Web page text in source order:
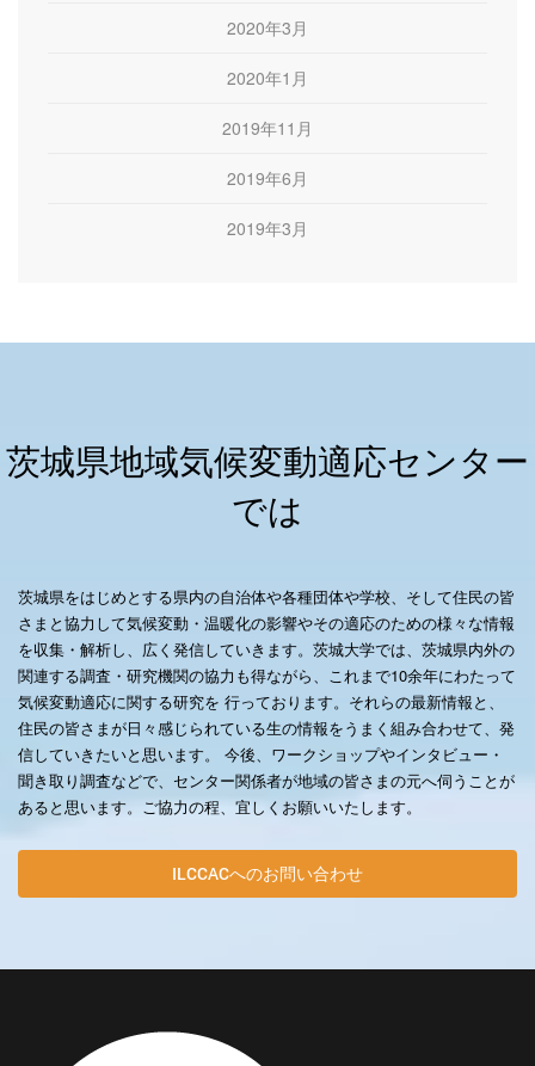
2020年3月
2020年1月
2019年11月
2019年6月
2019年3月
茨城県地域気候変動適応センター
では
茨城県をはじめとする県内の自治体や各種団体や学校、そして住民の皆
さまと協力して気候変動・温暖化の影響やその適応のための様々な情報
を収集・解析し、広く発信していきます。茨城大学では、茨城県内外の
関連する調査・研究機関の協力も得ながら、これまで10余年にわたって
気候変動適応に関する研究を 行っております。それらの最新情報と、
住民の皆さまが日々感じられている生の情報をうまく組み合わせて、発
信していきたいと思います。 今後、ワークショップやインタビュー・
聞き取り調査などで、センター関係者が地域の皆さまの元へ伺うことが
あると思います。ご協力の程、宜しくお願いいたします。
ILCCACへのお問い合わせ